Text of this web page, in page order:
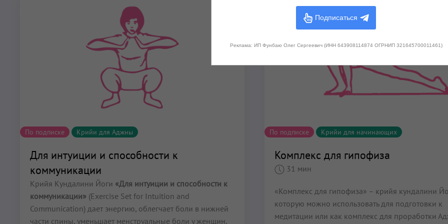
По подписке Крийи для Аджны
Для интуиции и способности к
коммуникации
Крийя Кундалини Йоги «Для интуиции и способности к
коммуникации» (Exercise Set for Intuition and
Communication) дает энергию, облегчает боли в нижней
части спины, уменьшает менструальные боли у женщин,
По подписке Крийи для начинающих
Комплекс для гипофиза
31 мин
«Комплекс для гипофиза» – крийя кундалини
которую можно использовать для подготовки к
медитации или как комплекс для проработки
Подписаться
Реклама: ИП Фунбаю Олег Сергеевич (ИНН 643908114874 ОГРНИП 321645700011461)